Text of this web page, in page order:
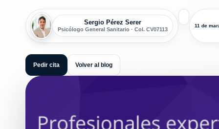
Sergio Pérez Serer
Psicólogo General Sanitario · Col. CV07113
11 de
Pedir cita Volver al blog